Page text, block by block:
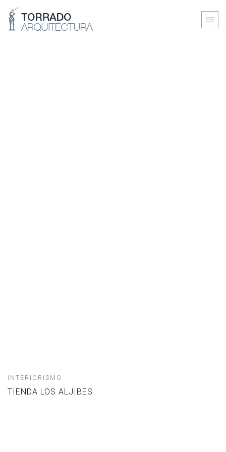
INTERIORISMO
TIENDA LOS ALJIBES